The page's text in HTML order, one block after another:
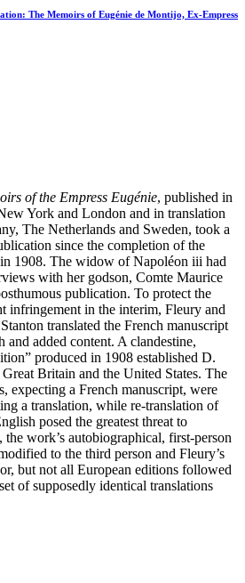
The Memoirs of Eugénie de Montijo, Ex-Empress
of the Empress Eugénie, published in
York and London and in translation
The Netherlands and Sweden, took a
since the completion of the
1908. The widow of Napoléon iii had
with her godson, Comte Maurice
publication. To protect the
infringement in the interim, Fleury and
translated the French manuscript
and added content. A clandestine,
produced in 1908 established D.
Britain and the United States. The
expecting a French manuscript, were
a translation, while re-translation of
posed the greatest threat to
work’s autobiographical, first-person
to the third person and Fleury’s
but not all European editions followed
of supposedly identical translations